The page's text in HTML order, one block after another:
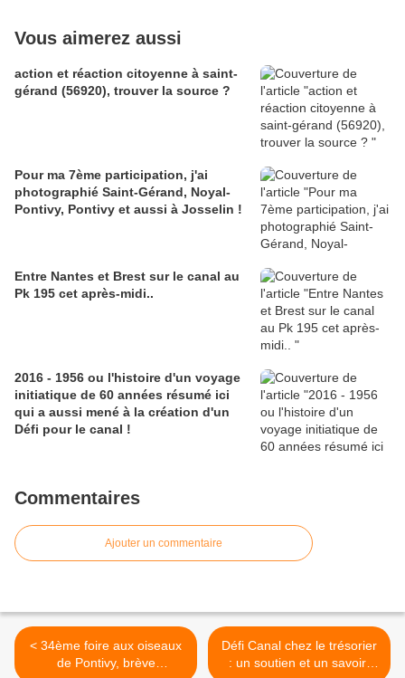
Vous aimerez aussi
action et réaction citoyenne à saint-
gérand (56920), trouver la source ?
Pour ma 7ème participation, j'ai
photographié Saint-Gérand, Noyal-
Pontivy, Pontivy et aussi à Josselin !
Entre Nantes et Brest sur le canal au
Pk 195 cet après-midi..
2016 - 1956 ou l'histoire d'un voyage
initiatique de 60 années résumé ici
qui a aussi mené à la création d'un
Défi pour le canal !
Commentaires
Ajouter un commentaire
< 34ème foire aux oiseaux
de Pontivy, brève
Défi Canal chez le trésorier
: un soutien et un savoir-